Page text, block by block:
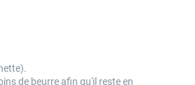
de beurre afin qu'il reste en